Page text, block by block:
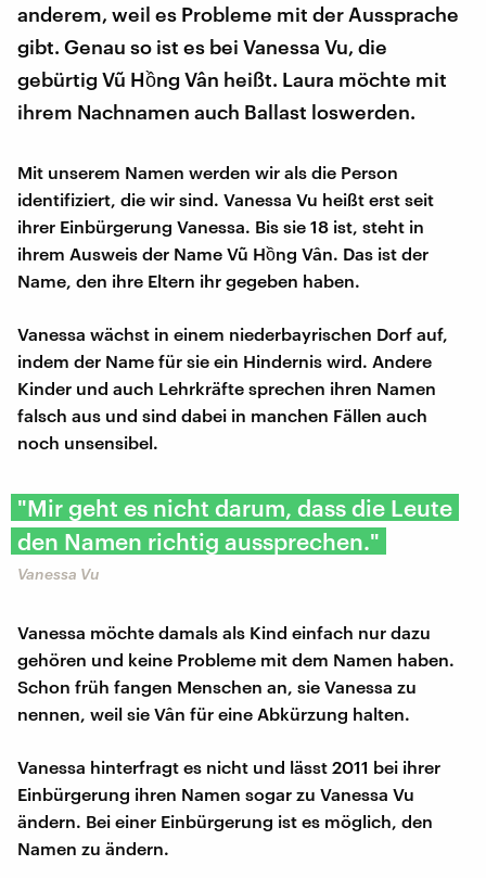
anderem, weil es Probleme mit der Aussprache
gibt. Genau so ist es bei Vanessa Vu, die
gebürtig Vũ Hồng Vân heißt. Laura möchte mit
ihrem Nachnamen auch Ballast loswerden.
Mit unserem Namen werden wir als die Person
identifiziert, die wir sind. Vanessa Vu heißt erst seit
ihrer Einbürgerung Vanessa. Bis sie 18 ist, steht in
ihrem Ausweis der Name Vũ Hồng Vân. Das ist der
Name, den ihre Eltern ihr gegeben haben.
Vanessa wächst in einem niederbayrischen Dorf auf,
indem der Name für sie ein Hindernis wird. Andere
Kinder und auch Lehrkräfte sprechen ihren Namen
falsch aus und sind dabei in manchen Fällen auch
noch unsensibel.
"Mir geht es nicht darum, dass die Leute
den Namen richtig aussprechen."
Vanessa Vu
Vanessa möchte damals als Kind einfach nur dazu
gehören und keine Probleme mit dem Namen haben.
Schon früh fangen Menschen an, sie Vanessa zu
nennen, weil sie Vân für eine Abkürzung halten.
Vanessa hinterfragt es nicht und lässt 2011 bei ihrer
Einbürgerung ihren Namen sogar zu Vanessa Vu
ändern. Bei einer Einbürgerung ist es möglich, den
Namen zu ändern.